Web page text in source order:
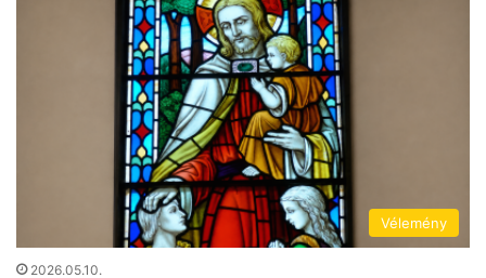
Vélemény
2026.05.10.